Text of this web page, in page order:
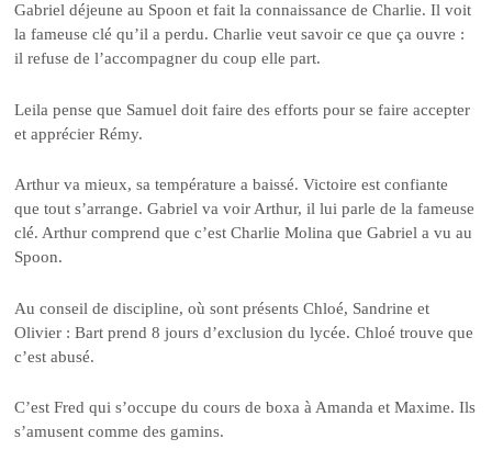
Gabriel déjeune au Spoon et fait la connaissance de Charlie. Il voit
la fameuse clé qu’il a perdu. Charlie veut savoir ce que ça ouvre :
il refuse de l’accompagner du coup elle part.
Leila pense que Samuel doit faire des efforts pour se faire accepter
et apprécier Rémy.
Arthur va mieux, sa température a baissé. Victoire est confiante
que tout s’arrange. Gabriel va voir Arthur, il lui parle de la fameuse
clé. Arthur comprend que c’est Charlie Molina que Gabriel a vu au
Spoon.
Au conseil de discipline, où sont présents Chloé, Sandrine et
Olivier : Bart prend 8 jours d’exclusion du lycée. Chloé trouve que
c’est abusé.
C’est Fred qui s’occupe du cours de boxa à Amanda et Maxime. Ils
s’amusent comme des gamins.